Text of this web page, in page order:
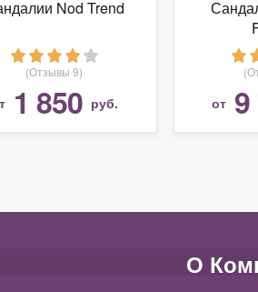
Nod Trend
(Отзывы 9)
1 850 руб. от
О